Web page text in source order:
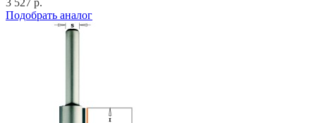
3 527 р.
Подобрать аналог